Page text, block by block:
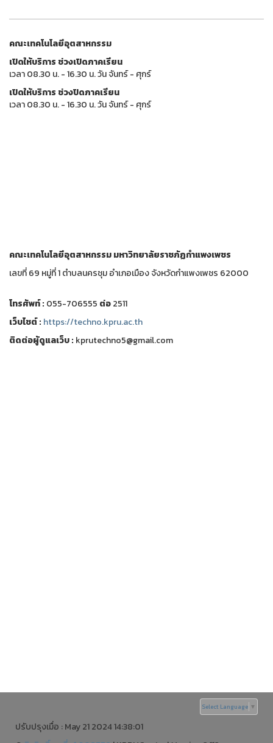
คณะเทคโนโลยีอุตสาหกรรม
เปิดให้บริการ ช่วงเปิดภาคเรียน
เวลา 08.30 น. - 16.30 น. วัน จันทร์ - ศุกร์
เปิดให้บริการ ช่วงปิดภาคเรียน
เวลา 08.30 น. - 16.30 น. วัน จันทร์ - ศุกร์
คณะเทคโนโลยีอุตสาหกรรมมหาวิทยาลัยราชภัฏกำแพงเพชร
เลขที่ 69 หมู่ที่ 1 ตำบลนครชุม อำเภอเมือง จังหวัดกำแพงเพชร 62000
โทรศัพท์ : 055-706555 ต่อ2511
เว็บไชต์ : https://techno.kpru.ac.th
ติดต่อผู้ดูแลเว็บ : kprutechno5@gmail.com
Select Language ▼
ปรับปรุงเมื่อ : May 21 2024 14:38:01